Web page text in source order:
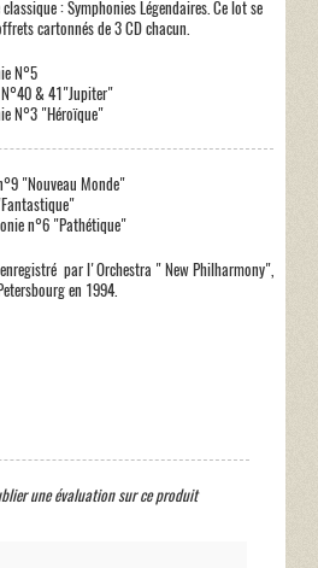
: Symphonies Légendaires. Ce lot se
cartonnés de 3 CD chacun.
N°5
N°40 & 41"Jupiter"
N°3 "Héroïque"
"Nouveau Monde"
n°6 "Pathétique"
par l'Orchestra " New Philharmony",
en 1994.
une évaluation sur ce produit